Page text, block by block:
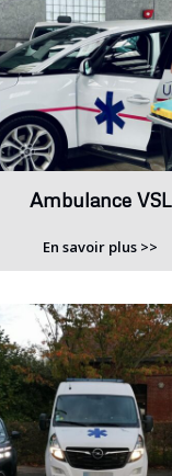
Ambulance VSL
En savoir plus >>